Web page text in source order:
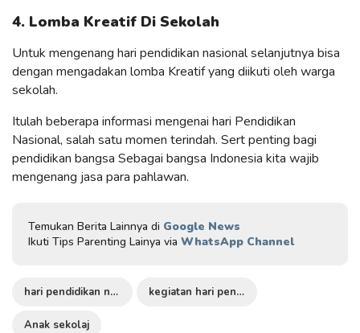
4. Lomba Kreatif Di Sekolah
Untuk mengenang hari pendidikan nasional selanjutnya bisa
dengan mengadakan lomba Kreatif yang diikuti oleh warga
sekolah.
Itulah beberapa informasi mengenai hari Pendidikan
Nasional, salah satu momen terindah. Sert penting bagi
pendidikan bangsa Sebagai bangsa Indonesia kita wajib
mengenang jasa para pahlawan.
Temukan Berita Lainnya di Google News
Ikuti Tips Parenting Lainya via WhatsApp Channel
hari pendidikan nasional kegiatan hari pendidikan nasional
Anak sekolaj